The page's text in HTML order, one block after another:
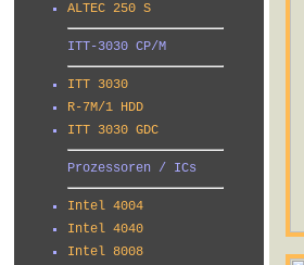
ALTEC 250 S
ITT-3030 CP/M
ITT 3030
R-7M/1 HDD
ITT 3030 GDC
Prozessoren / ICs
Intel 4004
Intel 4040
Intel 8008